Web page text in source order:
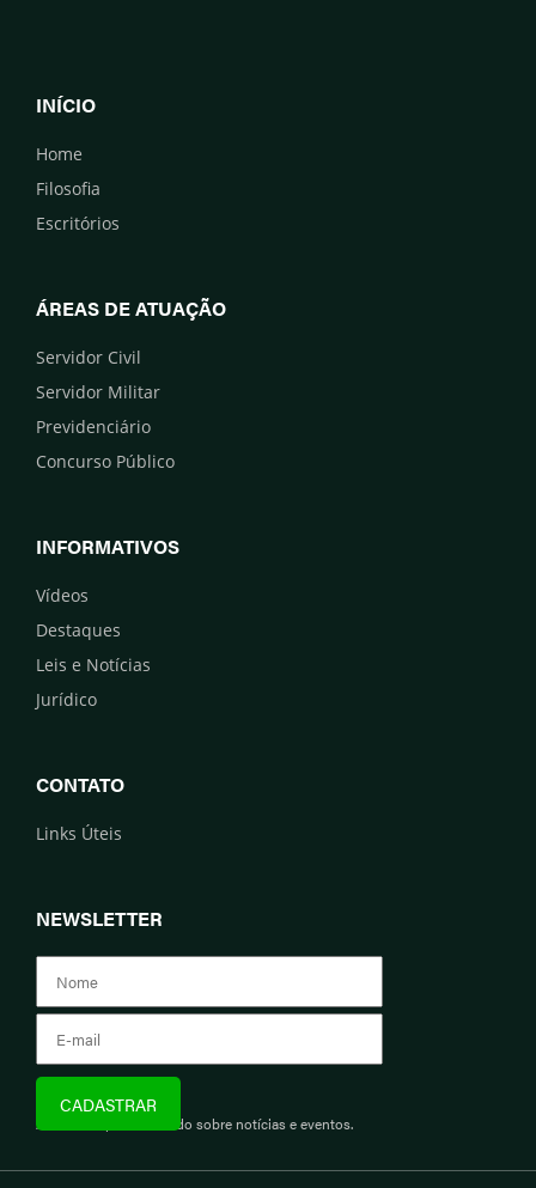
INÍCIO
Home
Filosofia
Escritórios
ÁREAS DE ATUAÇÃO
Servidor Civil
Servidor Militar
Previdenciário
Concurso Público
INFORMATIVOS
Vídeos
Destaques
Leis e Notícias
Jurídico
CONTATO
Links Úteis
NEWSLETTER
Assine e fique informado sobre notícias e eventos.